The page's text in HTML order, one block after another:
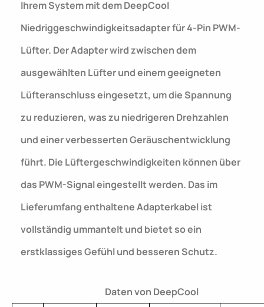
Ihrem System mit dem DeepCool
Niedriggeschwindigkeitsadapter für 4-Pin PWM-
Lüfter. Der Adapter wird zwischen dem
ausgewählten Lüfter und einem geeigneten
Lüfteranschluss eingesetzt, um die Spannung
zu reduzieren, was zu niedrigeren Drehzahlen
und einer verbesserten Geräuschentwicklung
führt. Die Lüftergeschwindigkeiten können über
das PWM-Signal eingestellt werden. Das im
Lieferumfang enthaltene Adapterkabel ist
vollständig ummantelt und bietet so ein
erstklassiges Gefühl und besseren Schutz.
Daten von DeepCool